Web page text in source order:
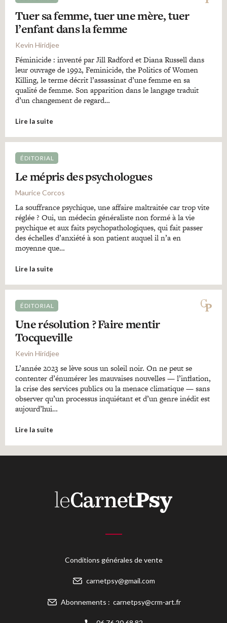
Tuer sa femme, tuer une mère, tuer
l’enfant dans la femme
Kevin Hiridjee
Féminicide : inventé par Jill Radford et Diana Russell dans
leur ouvrage de 1992, Feminicide, the Politics of Women
Killing, le terme décrit l’assassinat d’une femme en sa
qualité de femme. Son apparition dans le langage traduit
d’un changement de regard…
Lire la suite
ÉDITORIAL
Le mépris des psychologues
Maurice Corcos
La souffrance psychique, une affaire maltraitée car trop vite
réglée ? Oui, un médecin généraliste non formé à la vie
psychique et aux faits psychopathologiques, qui fait passer
des échelles d’anxiété à son patient auquel il n’a en
moyenne que…
Lire la suite
ÉDITORIAL
Une résolution ? Faire mentir
Tocqueville
Kevin Hiridjee
L’année 2023 se lève sous un soleil noir. On ne peut se
contenter d’énumérer les mauvaises nouvelles — l’inflation,
la crise des services publics ou la menace climatique — sans
observer qu’un processus inquiétant et d’un genre inédit est
aujourd’hui…
Lire la suite
Conditions générales de vente
carnetpsy@gmail.com
Abonnements : carnetpsy@crm-art.fr